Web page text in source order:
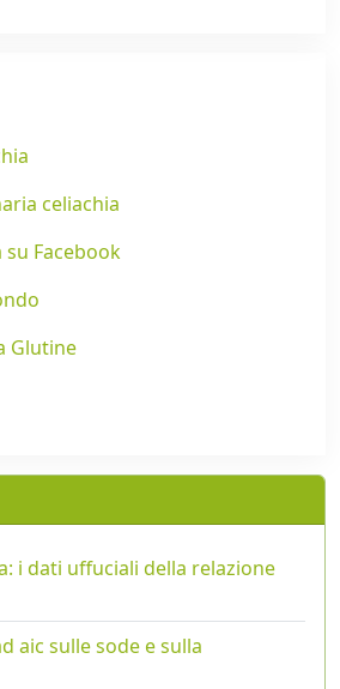
celiachia
su Facebook
Glutine
i dati uffuciali della relazione
aic sulle sode e sulla